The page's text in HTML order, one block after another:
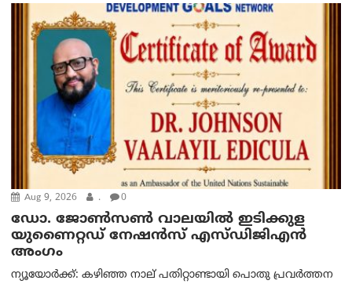
Aug 9, 2026 . 0
ഡോ. ജോൺസൺ വാലയിൽ ഇടിക്കുള
യുണൈറ്റഡ് നേഷൻസ് എസ്ഡിജിഎൻ
അംഗം
ന്യൂയോര്‍ക്ക്: കഴിഞ്ഞ നാല് പതിറ്റാണ്ടായി പൊതു പ്രവർത്തന